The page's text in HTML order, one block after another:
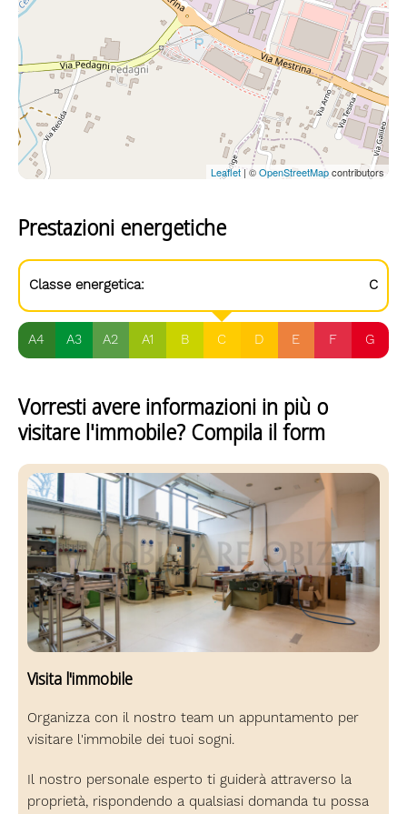
Leaflet | ©OpenStreetMapcontributors
Prestazioni energetiche
Classe energetica: C
A4 A3 A2 A1 B C D E F G
Vorresti avere informazioni in più o
visitare l'immobile? Compila il form
Visita l'immobile
Organizza con il nostro team un appuntamento per
visitare l'immobile dei tuoi sogni.
Il nostro personale esperto ti guiderà attraverso la
proprietà, rispondendo a qualsiasi domanda tu possa